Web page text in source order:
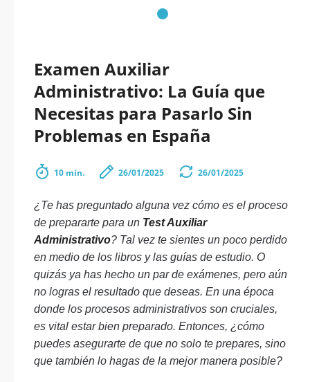
Examen Auxiliar
Administrativo: La Guía que
Necesitas para Pasarlo Sin
Problemas en España
10 min. 26/01/2025 26/01/2025
¿Te has preguntado alguna vez cómo es el proceso
de prepararte para un Test Auxiliar
Administrativo? Tal vez te sientes un poco perdido
en medio de los libros y las guías de estudio. O
quizás ya has hecho un par de exámenes, pero aún
no logras el resultado que deseas. En una época
donde los procesos administrativos son cruciales,
es vital estar bien preparado. Entonces, ¿cómo
puedes asegurarte de que no solo te prepares, sino
que también lo hagas de la mejor manera posible?